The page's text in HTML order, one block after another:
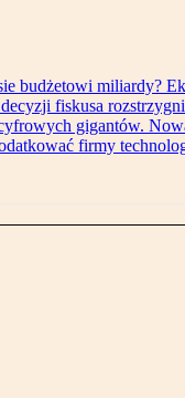
budżetowi miliardy?
fiskusa
gigantów.
firmy